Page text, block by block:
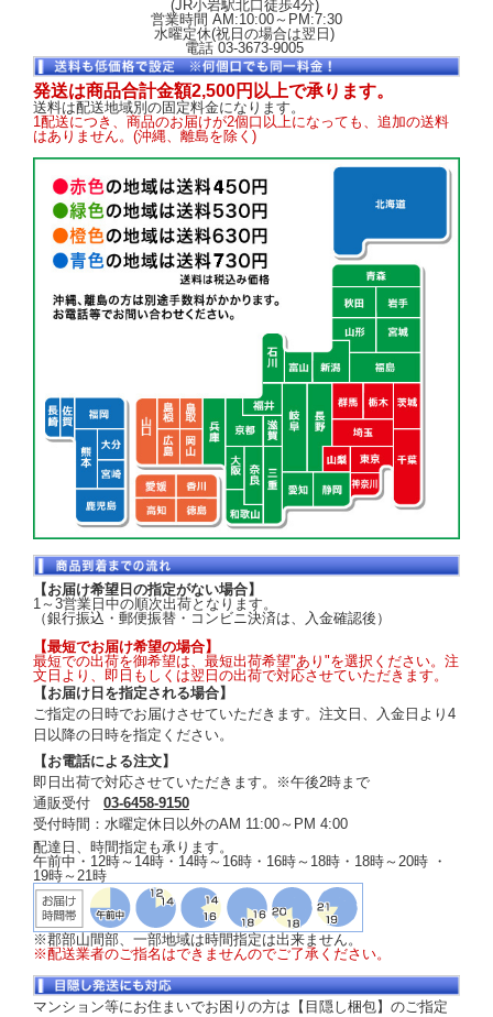
(JR小岩駅北口徒歩4分)
営業時間 AM:10:00～PM:7:30
水曜定休(祝日の場合は翌日)
電話 03-3673-9005
発送は商品合計金額2,500円以上で承ります。
送料は配送地域別の固定料金になります。
1配送につき、商品のお届けが2個口以上になっても、追加の送料
はありません。(沖縄、離島を除く)
【お届け希望日の指定がない場合】
1～3営業日中の順次出荷となります。
（銀行振込・郵便振替・コンビニ決済は、入金確認後）
【最短でお届け希望の場合】
最短での出荷を御希望は、最短出荷希望"あり"を選択ください。注
文日より、即日もしくは翌日の出荷で対応させていただきます。
【お届け日を指定される場合】
ご指定の日時でお届けさせていただきます。注文日、入金日より4
日以降の日時を指定ください。
【お電話による注文】
即日出荷で対応させていただきます。※午後2時まで
通販受付 03-6458-9150
受付時間：水曜定休日以外のAM 11:00～PM 4:00
配達日、時間指定も承ります。
午前中・12時～14時・14時～16時・16時～18時・18時～20時 ・
19時～21時
※郡部山間部、一部地域は時間指定は出来ません。
※配送業者のご指名はできませんのでご了承ください。
マンション等にお住まいでお困りの方は【目隠し梱包】のご指定